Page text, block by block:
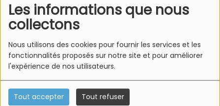
Les informations que nous
collectons
Nous utilisons des cookies pour fournir les services et les
fonctionnalités proposés sur notre site et pour améliorer
l'expérience de nos utilisateurs.
Tout accepter Tout refuser
n’existe plus.
L'Equipe Azur FM